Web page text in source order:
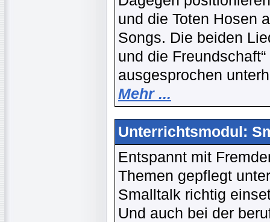
und die Toten Hosen
Songs. Die beiden
und die
ausgesprochen
Mehr ...
Unterrichtsmodul:
Entspannt mit
Themen gepflegt
Smalltalk richtig
Und auch bei der